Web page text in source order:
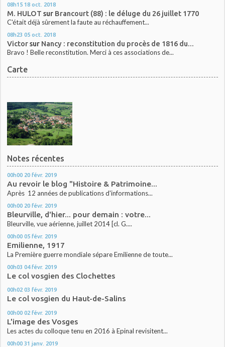
08h15 18 oct. 2018
M. HULOT sur Brancourt (88) : le déluge du 26 juillet 1770
C'était déjà sûrement la faute au réchauffement...
08h23 05 oct. 2018
Victorsur Nancy : reconstitution du procès de 1816 du...
Bravo ! Belle reconstitution. Merci à ces associations de...
Carte
Notes récentes
00h00 20 févr. 2019
Au revoir le blog "Histoire & Patrimoine...
Après 12 années de publications d'informations...
00h00 20 févr. 2019
Bleurville, d'hier... pour demain : votre...
Bleurville, vue aérienne, juillet 2014 [cl. G....
00h00 05 févr. 2019
Emilienne, 1917
La Première guerre mondiale sépare Emilienne de toute...
00h03 04 févr. 2019
Le col vosgien des Clochettes
00h02 03 févr. 2019
Le col vosgien du Haut-de-Salins
00h00 02 févr. 2019
L'image des Vosges
Les actes du colloque tenu en 2016 à Epinal revisitent...
00h00 31 janv. 2019